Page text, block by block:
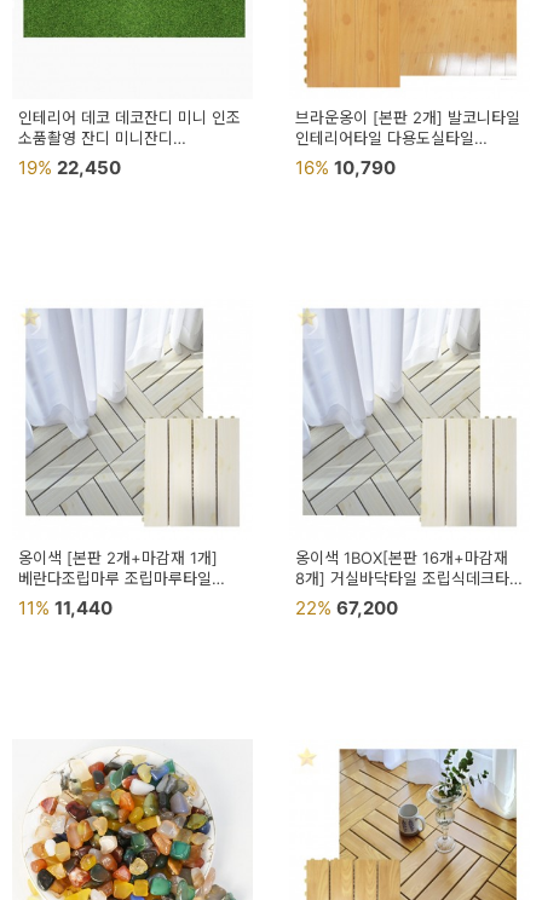
인테리어 데코 데코잔디 미니 인조
소품촬영 잔디 미니잔디
50x100cm
19% 22,450
브라운옹이 [본판 2개] 발코니타일
인테리어타일 다용도실타일
조립식타일
16% 10,790
옹이색 [본판 2개+마감재 1개]
베란다조립마루 조립마루타일
틈새없는매트 테라스바닥재
11% 11,440
옹이색 1BOX[본판 16개+마감재
8개] 거실바닥타일 조립식데크타일
셀프시공타일 현관발판매트
22% 67,200